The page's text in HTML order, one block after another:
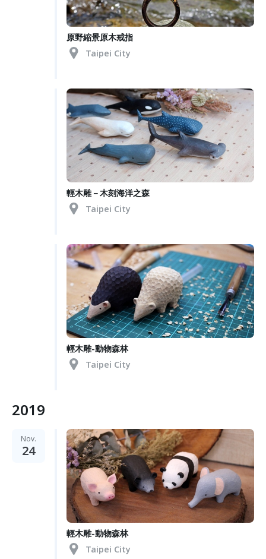
原野縮景原木戒指
Taipei City
輕木雕－木刻海洋之森
Taipei City
輕木雕-動物森林
Taipei City
2019
Nov.
24
輕木雕-動物森林
Taipei City